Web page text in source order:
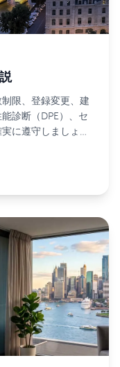
限、登録変更、建
診断（DPE）、セ
に遵守しましょ